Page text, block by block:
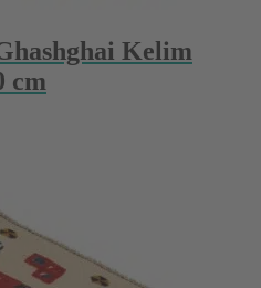
Kelim
cm